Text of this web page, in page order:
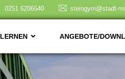
0251 6206540 steingym@stadt-
LERNEN ANGEBOTE/